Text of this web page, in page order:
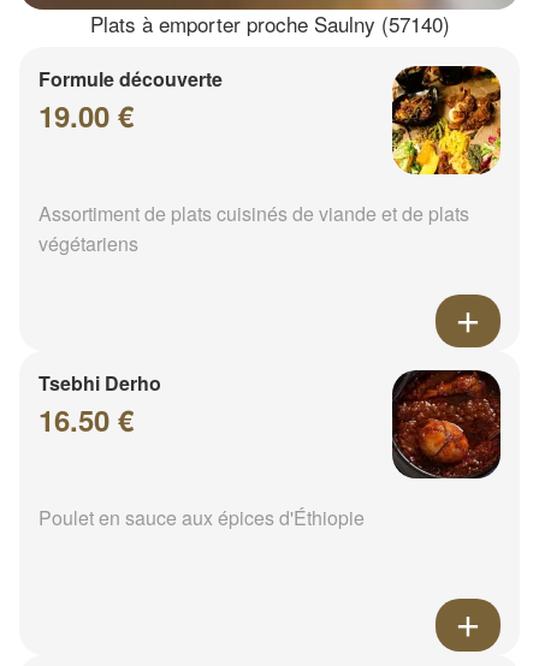
Plats à emporter proche Saulny (57140)
Formule découverte
19.00 €
Assortiment de plats cuisinés de viande et de plats
végétariens
Tsebhi Derho
16.50 €
Poulet en sauce aux épices d'Éthiopie